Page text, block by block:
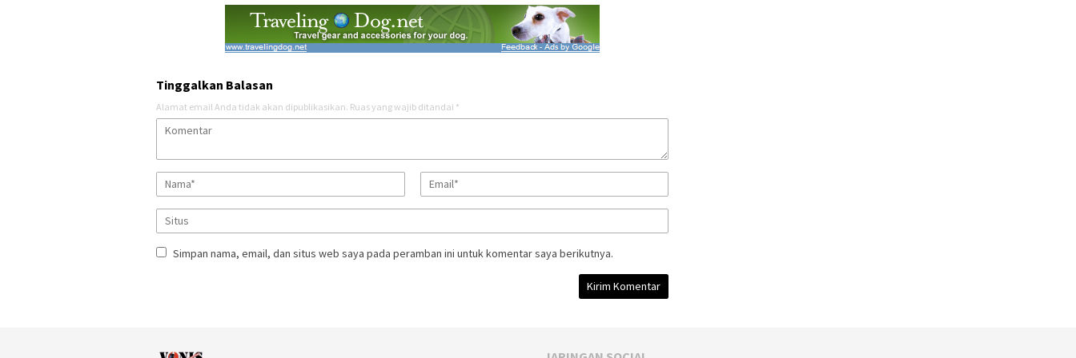
Tinggalkan Balasan
Alamat email Anda tidak akan dipublikasikan. Ruas yang wajib ditandai *
Simpan nama, email, dan situs web saya pada peramban ini untuk komentar saya berikutnya.